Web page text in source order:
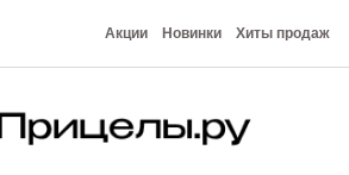
Акции Новинки Хиты продаж